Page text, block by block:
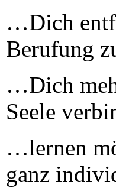
…Dich
Berufung
…Dich
Seele
…lernen
ganz